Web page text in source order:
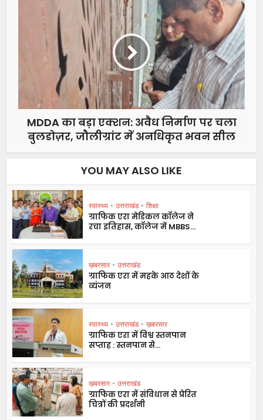
MDDA का बड़ा एक्शन: अवैध निर्माण पर चला
बुलडोज़र, जौलीग्रांट में अनधिकृत भवन सील
YOU MAY ALSO LIKE
स्वास्थ्य • उत्तराखंड • शिक्षा
ग्राफिक एरा मेडिकल कॉलेज ने
रचा इतिहास, कॉलेज में MBBS...
ख़बरसार • उत्तराखंड
ग्राफिक एरा में महके आठ देशों के
व्यंजन
स्वास्थ्य • उत्तराखंड • ख़बरसार
ग्राफिक एरा में विश्व स्तनपान
सप्ताह : स्तनपान से...
ख़बरसार • उत्तराखंड
ग्राफिक एरा में संविधान से प्रेरित
चित्रों की प्रदर्शनी